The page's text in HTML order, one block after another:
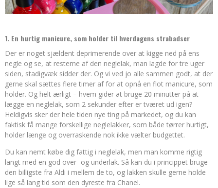
1. En hurtig manicure, som holder til hverdagens strabadser
Der er noget sjældent deprimerende over at kigge ned på ens
negle og se, at resterne af den neglelak, man lagde for tre uger
siden, stadigvæk sidder der. Og vi ved jo alle sammen godt, at der
gerne skal sættes flere timer af for at opnå en flot manicure, som
holder. Og helt ærligt – hvem gider at bruge 20 minutter på at
lægge en neglelak, som 2 sekunder efter er tværet ud igen?
Heldigvis sker der hele tiden nye ting på markedet, og du kan
faktisk få mange forskellige neglelakker, som både tørrer hurtigt,
holder længe og overraskende nok ikke vælter budgettet.
Du kan nemt købe dig fattig i neglelak, men man komme rigtig
langt med en god over- og underlak. Så kan du i princippet bruge
den billigste fra Aldi i mellem de to, og lakken skulle gerne holde
lige så lang tid som den dyreste fra Chanel.